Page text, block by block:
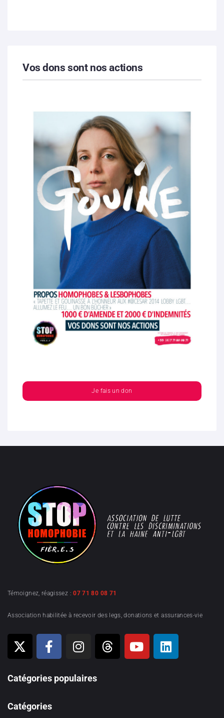
Vos dons sont nos actions
Je fais un don
Témoignez, réagissez :07 71 80 08 71
Association habilitée à recevoir des legs, donations et assurances-vie
Catégories populaires
Catégories